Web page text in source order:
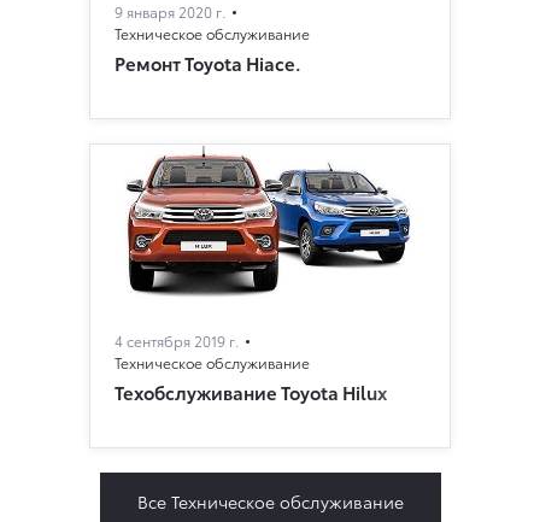
9 января 2020 г.
Техническое обслуживание
Ремонт Toyota Hiace.
4 сентября 2019 г.
Техническое обслуживание
Техобслуживание Toyota Hilux
Все Техническое обслуживание